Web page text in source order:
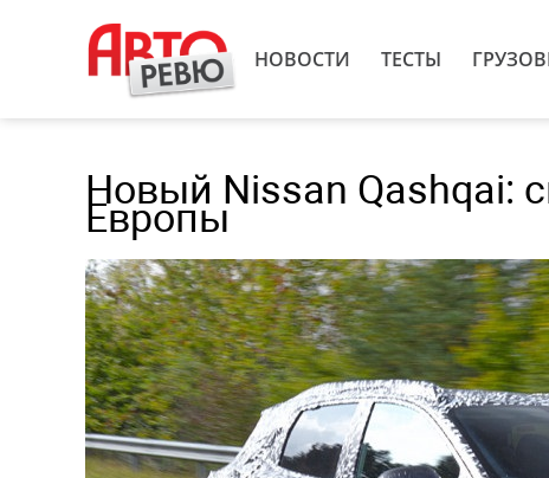
НОВОСТИ ТЕСТЫ
Новый Nissan Qashqai:
Европы